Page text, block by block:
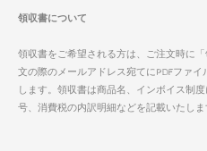
領収書について
領収書をご希望される方は、ご注文時に
文の際のメールアドレス宛てにPDFファ
します。領収書は商品名、インボイス制
号、消費税の内訳明細などを記載いたしま